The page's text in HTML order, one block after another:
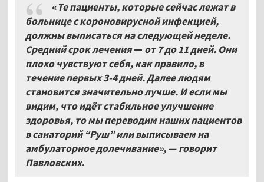
«Те пациенты, которые сейчас лежат в
больнице с короновирусной инфекцией,
должны выписаться на следующей неделе.
Средний срок лечения— от 7 до 11 дней. Они
плохо чувствуют себя, как правило, в
течение первых 3-4 дней. Далее людям
становится значительно лучше. И если мы
видим, что идёт стабильное улучшение
здоровья, то мы переводим наших пациентов
в санаторий “Руш” или выписываем на
амбулаторное долечивание», — говорит
Павловских.